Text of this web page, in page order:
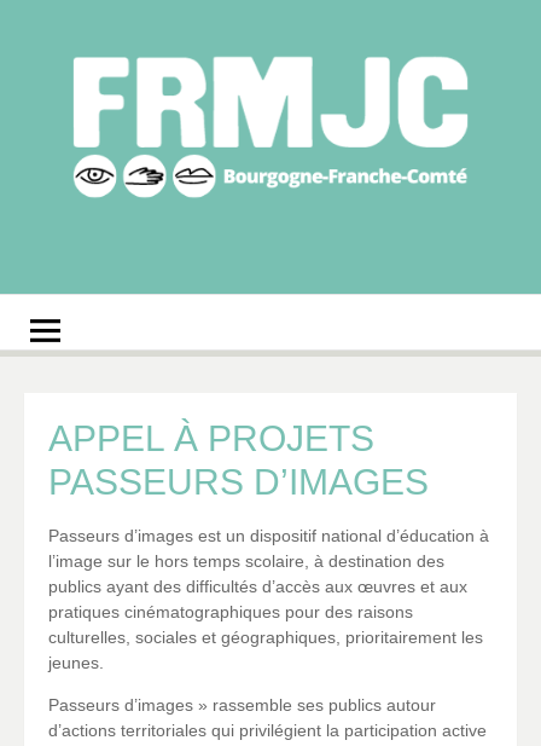
régionale des MJC
Bourgogne-Franche-
APPEL À PROJETS
PASSEURS D’IMAGES
Passeurs d’images est un dispositif national d’éducation à
l’image sur le hors temps scolaire, à destination des
publics ayant des difficultés d’accès aux œuvres et aux
pratiques cinématographiques pour des raisons
culturelles, sociales et géographiques, prioritairement les
jeunes.
Passeurs d’images » rassemble ses publics autour
d’actions territoriales qui privilégient la participation active